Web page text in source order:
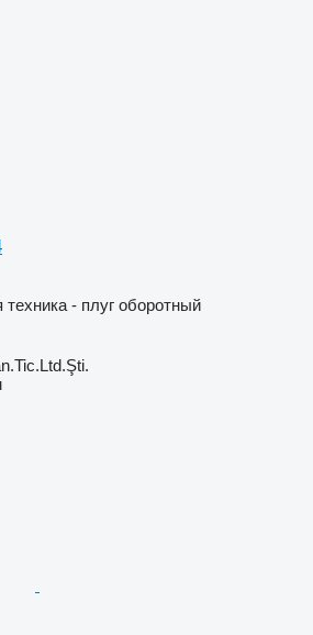
- плуг оборотный